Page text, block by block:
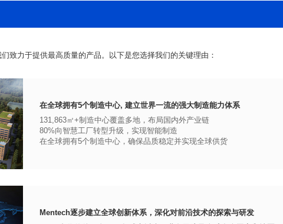
致力于提供最高质量的产品。以下是您选择我们的关键理由：
在全球拥有5个制造中心, 建立世界一流的强大制造能力体系
131,863㎡+制造中心覆盖多地，布局国内外产业链
80%向智慧工厂转型升级，实现智能制造
在全球拥有5个制造中心，确保品质稳定并实现全球供货
Mentech逐步建立全球创新体系，深化对前沿技术的探索与研发